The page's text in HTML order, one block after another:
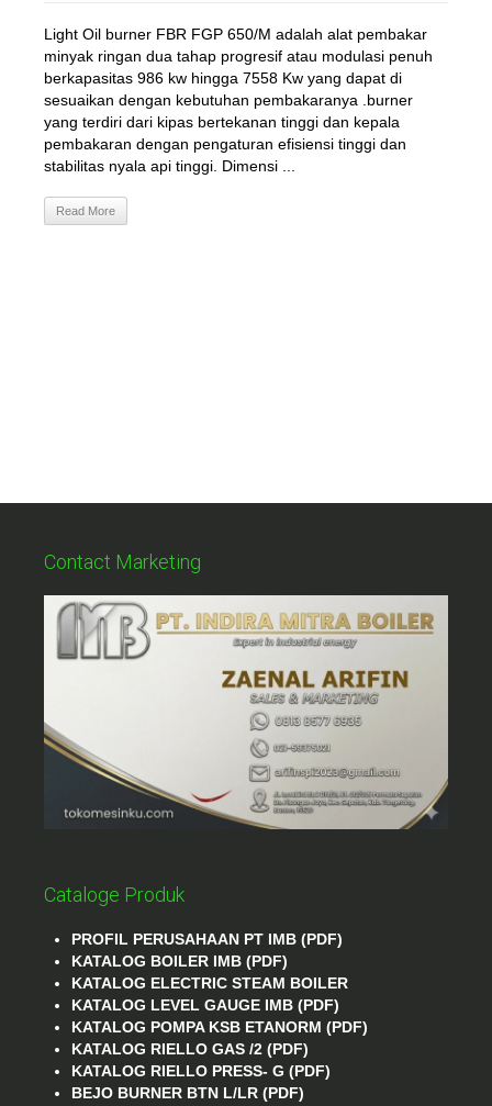
Light Oil burner FBR FGP 650/M adalah alat pembakar
minyak ringan dua tahap progresif atau modulasi penuh
berkapasitas 986 kw hingga 7558 Kw yang dapat di
sesuaikan dengan kebutuhan pembakaranya .burner
yang terdiri dari kipas bertekanan tinggi dan kepala
pembakaran dengan pengaturan efisiensi tinggi dan
stabilitas nyala api tinggi. Dimensi ...
Read More
Contact Marketing
Cataloge Produk
PROFIL PERUSAHAAN PT IMB (PDF)
KATALOG BOILER IMB (PDF)
KATALOG ELECTRIC STEAM BOILER
KATALOG LEVEL GAUGE IMB (PDF)
KATALOG POMPA KSB ETANORM (PDF)
KATALOG RIELLO GAS /2 (PDF)
KATALOG RIELLO PRESS- G (PDF)
BEJO BURNER BTN L/LR (PDF)